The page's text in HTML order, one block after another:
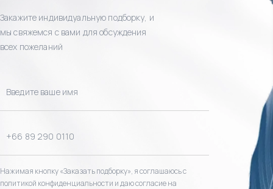
Закажите индивидуальную подборку, и
мы свяжемся с вами для обсуждения
всех пожеланий
Нажимая кнопку «Заказать подборку», я соглашаюсь с
политикой конфиденциальности и даю согласие на